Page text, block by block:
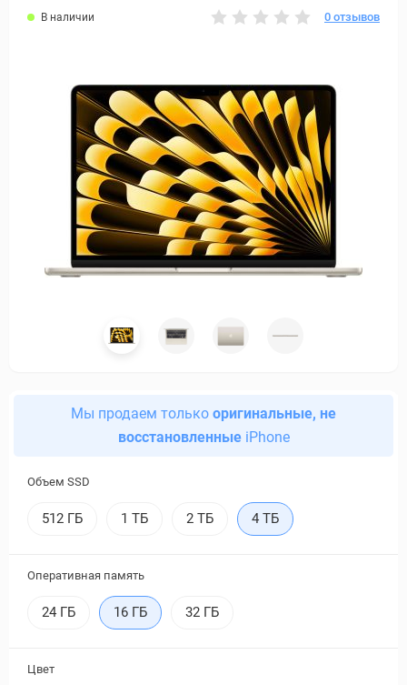
В наличии 0 отзывов
Мы продаем только оригинальные, не
восстановленныеiPhone
Объем SSD
512 ГБ 1 ТБ 2 ТБ 4 ТБ
Оперативная память
24 ГБ 16 ГБ 32 ГБ
Цвет